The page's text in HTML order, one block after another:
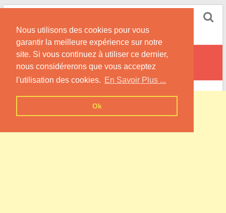
Nous utilisons des cookies pour vous
garantir la meilleure expérience sur notre
site. Si vous continuez à utiliser ce dernier,
nous considérerons que vous acceptez
l'utilisation des cookies. En Savoir Plus ...
Ok
Skip
content
Informations sur les Pompes à Chaleur
Arry